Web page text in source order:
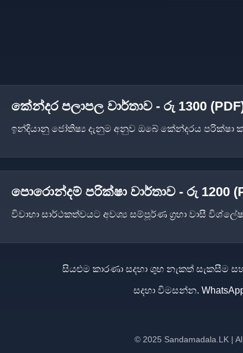
කේන්දර පලාපල වාර්තාව - රු 1300
ඉන්දියානු ජෝතිෂ්‍ය දැනුම අනුව ඔබේ කේන්දරය පරික්ෂා
පොරොන්දම් පරික්ෂා වාර්තාව - රු 1200
විවාහා සාර්ථකත්වයට අවශ්‍ය සම්පූර්ණ ග්‍රහා වාසී
සියළුම කාරණා සදහා ශුභ නැකත් සැකසීම
සදහා විමසන්න.
© 2025 Sandamadala.LK |